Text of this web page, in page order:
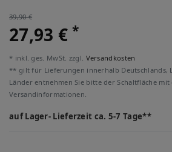
39,90 €
27,93 €*
* inkl. ges. MwSt. zzgl. Versandkosten
** gilt für Lieferungen innerhalb Deutschlands,
Länder entnehmen Sie bitte der Schaltfläche mit
Versandinformationen.
auf Lager- Lieferzeit ca. 5-7 Tage**